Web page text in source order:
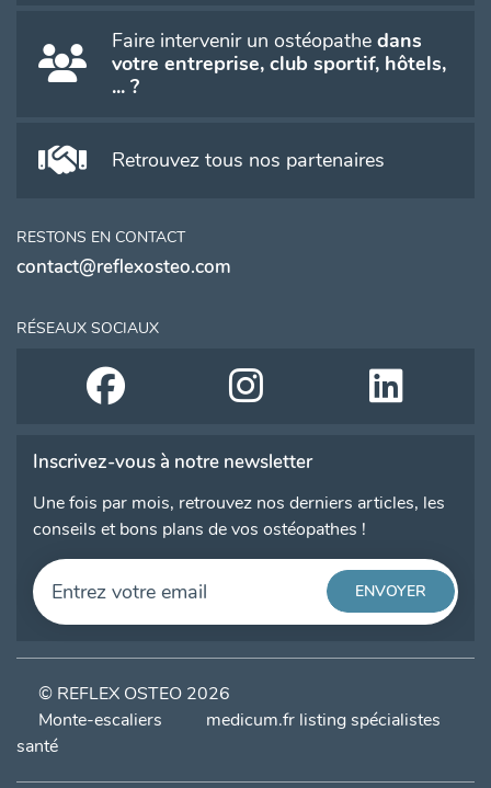
Faire intervenir un ostéopathe dans
votre entreprise, club sportif, hôtels,
... ?
Retrouvez tous nos partenaires
RESTONS EN CONTACT
contact@reflexosteo.com
RÉSEAUX SOCIAUX
Inscrivez-vous à notre newsletter
Une fois par mois, retrouvez nos derniers articles, les
conseils et bons plans de vos ostéopathes !
© REFLEX OSTEO 2026
Monte-escaliers
medicum.fr listing spécialistes
santé